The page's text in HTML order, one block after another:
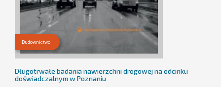
Budownictwo
Długotrwałe badania nawierzchni drogowej na odcinku
doświadczalnym w Poznaniu